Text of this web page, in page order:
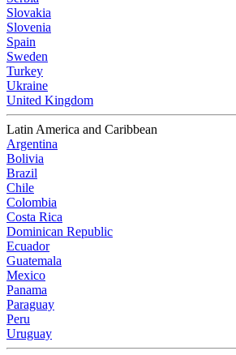
Slovakia
Slovenia
Spain
Sweden
Turkey
Ukraine
United Kingdom
Latin America and Caribbean
Argentina
Bolivia
Brazil
Chile
Colombia
Costa Rica
Dominican Republic
Ecuador
Guatemala
Mexico
Panama
Paraguay
Peru
Uruguay